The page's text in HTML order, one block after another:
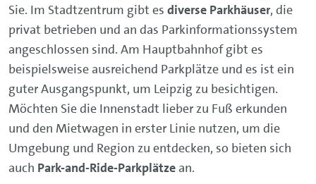
Sie. Im Stadtzentrum gibt es diverse Parkhäuser, die
privat betrieben und an das Parkinformationssystem
angeschlossen sind. Am Hauptbahnhof gibt es
beispielsweise ausreichend Parkplätze und es ist ein
guter Ausgangspunkt, um Leipzig zu besichtigen.
Möchten Sie die Innenstadt lieber zu Fuß erkunden
und den Mietwagen in erster Linie nutzen, um die
Umgebung und Region zu entdecken, so bieten sich
auch Park-and-Ride-Parkplätzean.